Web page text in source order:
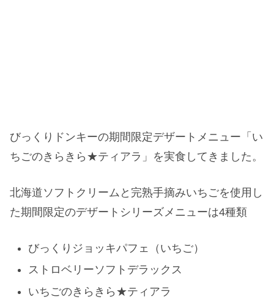
びっくりドンキーの期間限定デザートメニュー「い
ちごのきらきら★ティアラ」を実食してきました。
北海道ソフトクリームと完熟手摘みいちごを使用し
た期間限定のデザートシリーズメニューは4種類
びっくりジョッキパフェ（いちご）
ストロベリーソフトデラックス
いちごのきらきら★ティアラ